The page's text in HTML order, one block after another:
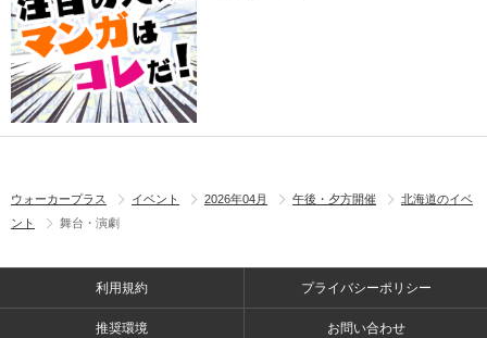
ウォーカープラス イベント 2026年04月 午後・夕方開催
北海道のイベ
ント
舞台・演劇
利用規約 プライバシーポリシー
推奨環境 お問い合わせ